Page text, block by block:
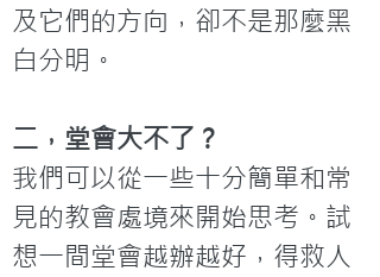
及它們的方向，卻不是那麼黑
白分明。
二，堂會大不了？
我們可以從一些十分簡單和常
見的教會處境來開始思考。試
想一間堂會越辦越好，得救人